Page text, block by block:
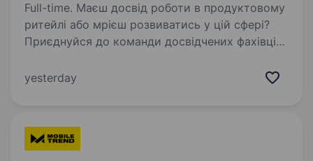
Full-time. Маєш досвід роботи в продуктовому
ритейлі або мрієш розвиватись у цій сфері?
Приєднуйся до команди досвідчених фахівців,
реалізовують цікаві проєкти та із
yesterday